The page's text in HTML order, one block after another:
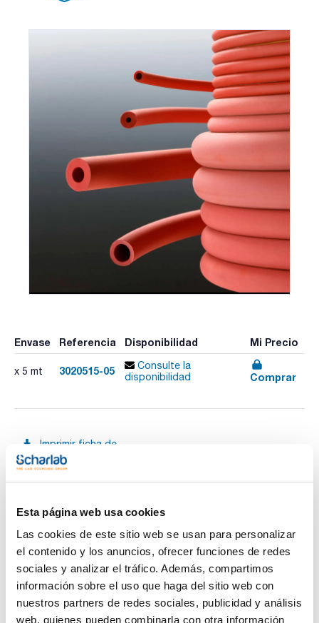
Esta página web usa cookies
Las cookies de este sitio web se usan para personalizar
el contenido y los anuncios, ofrecer funciones de redes
sociales y analizar el tráfico. Además, compartimos
información sobre el uso que haga del sitio web con
nuestros partners de redes sociales, publicidad y análisis
web, quienes pueden combinarla con otra información
Envase Referencia Disponibilidad Mi Precio
x 5 mt 3020515-05
Consulte la
disponibilidad
Comprar
Imprimir ficha de
producto
Características
Estabilidad térmica: -30 ºC a 60 ºC. Tolerancias dimensionales
según DIN ISO 3302-1 E2.
Ver más
Documentación técnica
TDS / Ficha técnica
COA